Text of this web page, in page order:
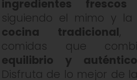
ingredientes
siguiendo el mimo y
cocina tradicional,
comidas que
equilibrio y
Disfruta de lo mejor de